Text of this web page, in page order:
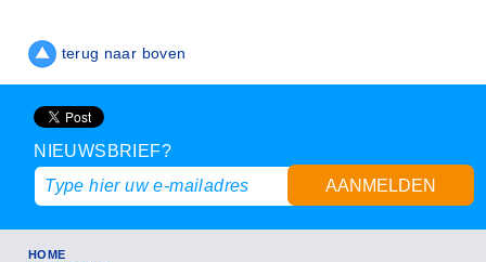
terug naar boven
NIEUWSBRIEF?
AANMELDEN
HOME